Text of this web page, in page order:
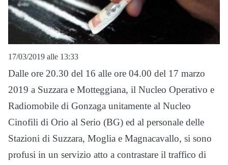
17/03/2019 alle 13:33
Dalle ore 20.30 del 16 alle ore 04.00 del 17 marzo
2019 a Suzzara e Motteggiana, il Nucleo Operativo e
Radiomobile di Gonzaga unitamente al Nucleo
Cinofili di Orio al Serio (BG) ed al personale delle
Stazioni di Suzzara, Moglia e Magnacavallo, si sono
profusi in un servizio atto a contrastare il traffico di